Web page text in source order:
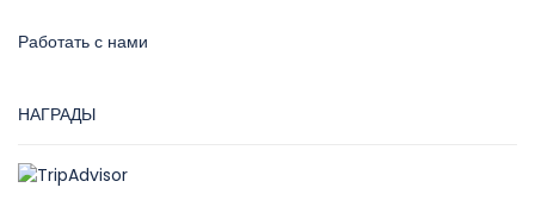
Работать с нами
НАГРАДЫ